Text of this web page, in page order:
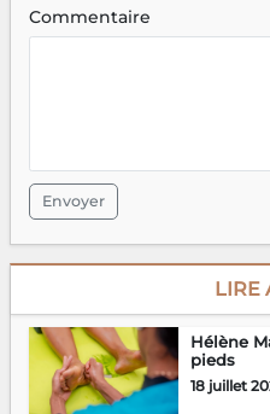
Commentaire
Envoyer
LIRE
Hélène
pieds
18 juillet